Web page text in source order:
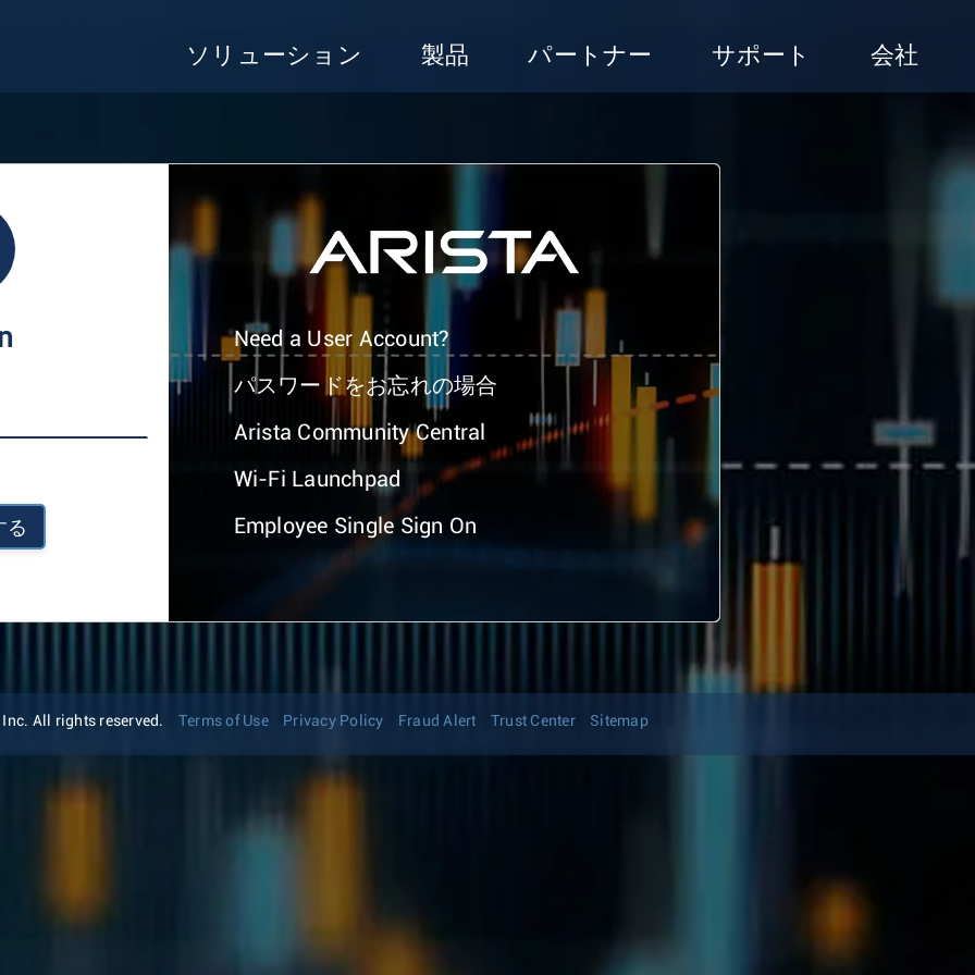
ソリューション 製品 パートナー サポート 会社
る
Need a User Account?
パスワードをお忘れの場合
Arista Community Central
Wi-Fi Launchpad
Employee Single Sign On
All rights reserved. Terms of Use Privacy Policy Fraud Alert Trust Center Sitemap